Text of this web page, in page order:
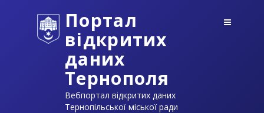
Портал
відкритих
даних
Тернополя
Вебпортал відкритих даних
Тернопільської міської ради